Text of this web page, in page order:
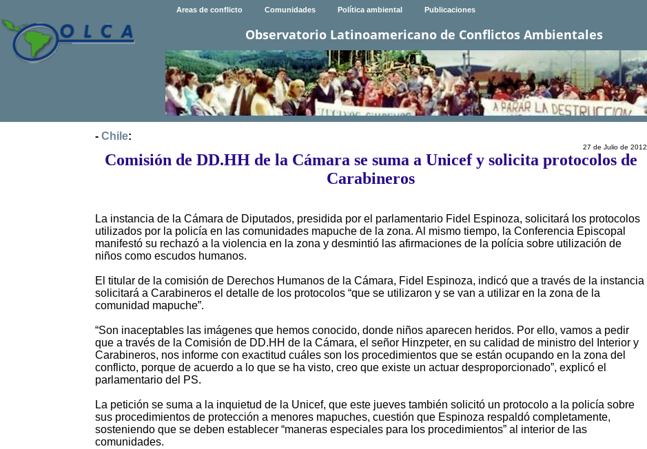
Areas de conflicto Comunidades Política ambiental Publicaciones
Observatorio Latinoamericano de Conflictos Ambientales
- Chile:
27 de Julio de 2012
Comisión de DD.HH de la Cámara se suma a Unicef y solicita protocolos de
Carabineros
La instancia de la Cámara de Diputados, presidida por el parlamentario Fidel Espinoza, solicitará los protocolos
utilizados por la policía en las comunidades mapuche de la zona. Al mismo tiempo, la Conferencia Episcopal
manifestó su rechazó a la violencia en la zona y desmintió las afirmaciones de la polícia sobre utilización de
niños como escudos humanos.
El titular de la comisión de Derechos Humanos de la Cámara, Fidel Espinoza, indicó que a través de la instancia
solicitará a Carabineros el detalle de los protocolos “que se utilizaron y se van a utilizar en la zona de la
comunidad mapuche”.
“Son inaceptables las imágenes que hemos conocido, donde niños aparecen heridos. Por ello, vamos a pedir
que a través de la Comisión de DD.HH de la Cámara, el señor Hinzpeter, en su calidad de ministro del Interior y
Carabineros, nos informe con exactitud cuáles son los procedimientos que se están ocupando en la zona del
conflicto, porque de acuerdo a lo que se ha visto, creo que existe un actuar desproporcionado”, explicó el
parlamentario del PS.
La petición se suma a la inquietud de la Unicef, que este jueves también solicitó un protocolo a la policía sobre
sus procedimientos de protección a menores mapuches, cuestión que Espinoza respaldó completamente,
sosteniendo que se deben establecer “maneras especiales para los procedimientos” al interior de las
comunidades.